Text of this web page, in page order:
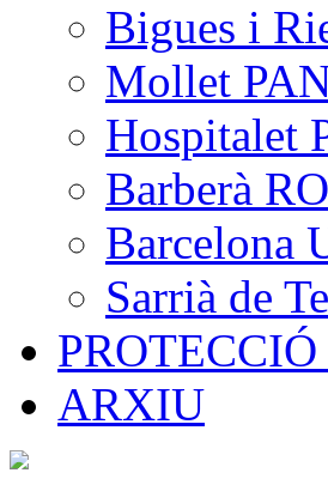
Bigues i
Mollet
Hospitalet
Barberà
Barcelona
Sarrià de
ARXIU